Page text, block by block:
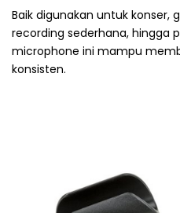
Baik digunakan untuk konser,
recording sederhana, hingga
microphone ini mampu
konsisten.